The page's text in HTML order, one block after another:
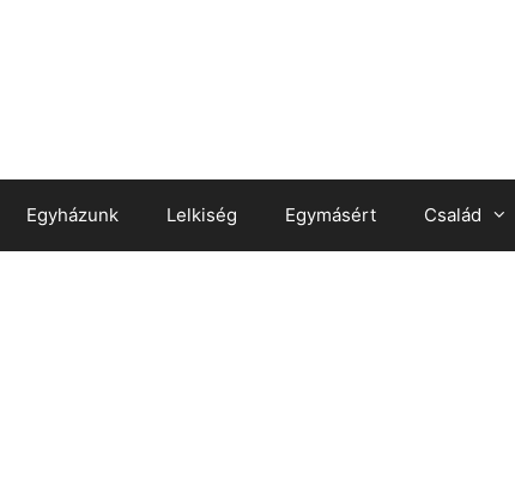
Egyházunk Lelkiség Egymásért Család